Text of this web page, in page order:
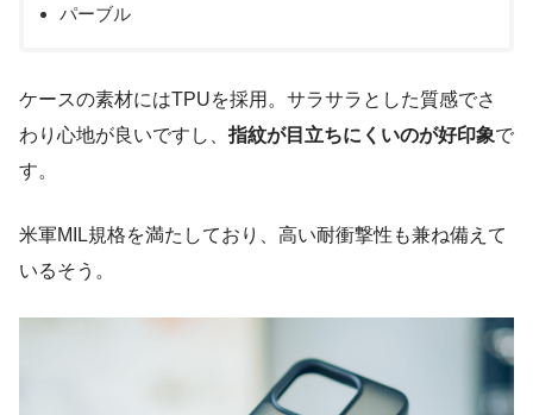
パーブル
ケースの素材にはTPUを採用。サラサラとした質感でさ
わり心地が良いですし、 指紋が目立ちにくいのが好印象で
す。
米軍MIL規格を満たしており、高い耐衝撃性も兼ね備えて
いるそう。